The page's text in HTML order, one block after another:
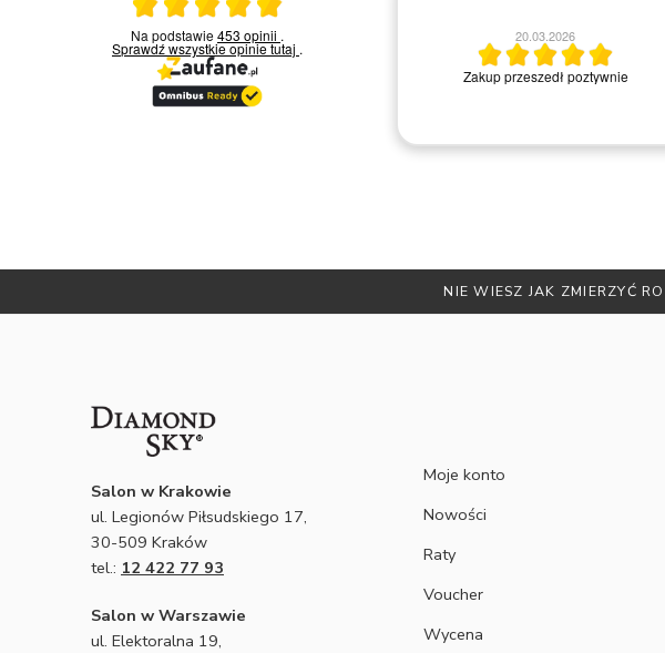
Ocena średnia 5 na 5
Na podstawie453 opinii .
Sprawdź wszystkie opinietutaj .
23.03.2026
Bardzo miła i kompetentna obsługa.
Remigiusz D.
Zakup przeszedł poztywnie
do
NIE WIESZ JAK ZMIERZYĆ
Salon w Krakowie
ul. Legionów Piłsudskiego 17,
30-509 Kraków
tel.: 12 422 77 93
Salon w Warszawie
ul. Elektoralna 19,
Moje konto
Nowości
Raty
Voucher
Wycena